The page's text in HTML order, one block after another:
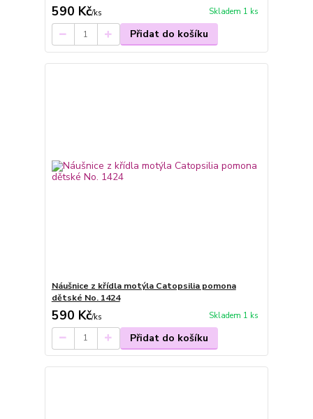
590 Kč/ks Skladem 1 ks
Přidat do košíku
Náušnice z křídla motýla Catopsilia pomona
dětské No. 1424
590 Kč/ks Skladem 1 ks
Přidat do košíku